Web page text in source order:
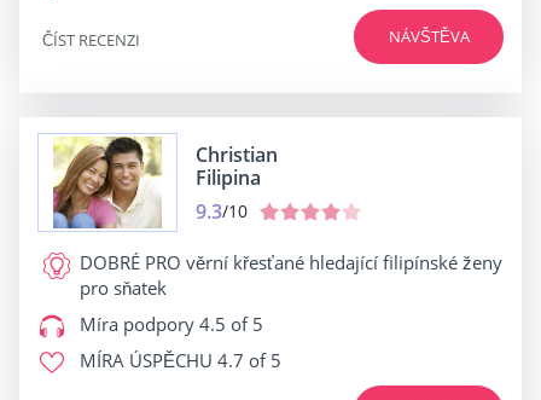
NÁVŠTĚVA
ČÍST RECENZI
Christian
Filipina
9.3/10
DOBRÉ PRO věrní křesťané hledající filipínské ženy
pro sňatek
Míra podpory 4.5 of 5
MÍRA ÚSPĚCHU 4.7 of 5